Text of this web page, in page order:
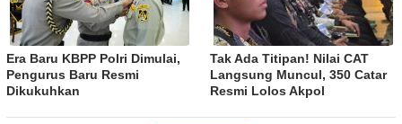
Era Baru KBPP Polri Dimulai,
Pengurus Baru Resmi
Dikukuhkan
Tak Ada Titipan! Nilai CAT
Langsung Muncul, 350 Catar
Resmi Lolos Akpol